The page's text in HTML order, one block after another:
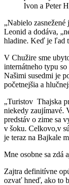
Ivon a Peter
„Nabielo
Leonid a dodáva,
hladine. Keď je ľad
V Chužire sme
internátneho typu
Našimi susedmi je
početnejšia a
„Turistov Thajska
niekedy zaujímavé.
predstáv o zime sa
v šoku. Celkovo,v
je teraz na Bajkale
Mne osobne sa zdá
Zajtra definitívne
ozvať hneď, ako to